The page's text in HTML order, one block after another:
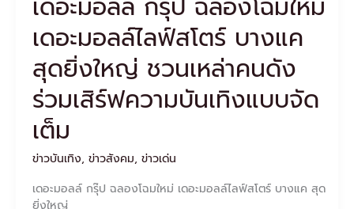
เดอะมอลล์ไลฟ์สโตร์ บางแค
สุดยิ่งใหญ่ ชวนเหล่าคนดัง
ร่วมเสิร์ฟความบันเทิงแบบจัด
เต็ม
ข่าวบันเทิง, ข่าวสังคม, ข่าวเด่น
เดอะมอลล์ กรุ๊ป ฉลองโฉมใหม่ เดอะมอลล์ไลฟ์สโตร์ บางแค สุด
ยิ่งใหญ่
คน
ดัง
ร่วม
ความ
บันเทิง
แบบ
จัด
เต็ม